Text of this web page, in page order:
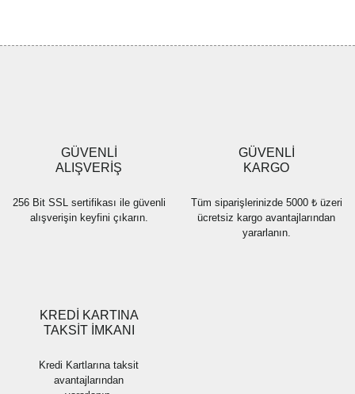
Ürün fiyatı diğer sitelerden daha pahalı.
Bu ürüne benzer farklı alternatifler olmalı.
GÜVENLİ
ALIŞVERİŞ
256 Bit SSL sertifikası ile güvenli
alışverişin keyfini çıkarın.
GÜVENLİ
KARGO
Tüm siparişlerinizde 5000 ₺ üzeri
ücretsiz kargo avantajlarından
yararlanın.
KREDİ KARTINA
TAKSİT İMKANI
Kredi Kartlarına taksit
avantajlarından